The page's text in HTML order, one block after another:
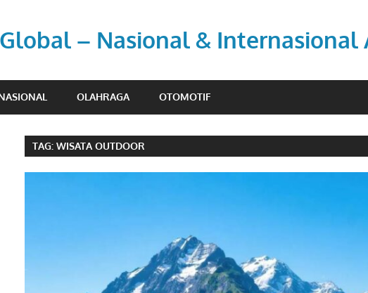
– Nasional & Internasional
OLAHRAGA OTOMOTIF
TAG:WISATA OUTDOOR